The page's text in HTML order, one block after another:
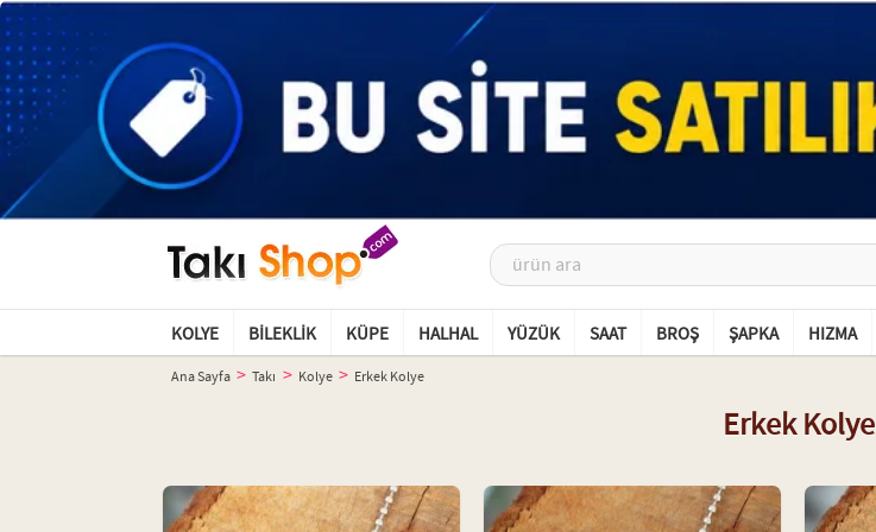
KOLYE BILEKLIK KÜPE HALHAL YÜZÜK SAAT BROŞ ŞAPKA HIZMA
Ana Sayfa Takı Kolye Erkek Kolye
Erkek Kolye